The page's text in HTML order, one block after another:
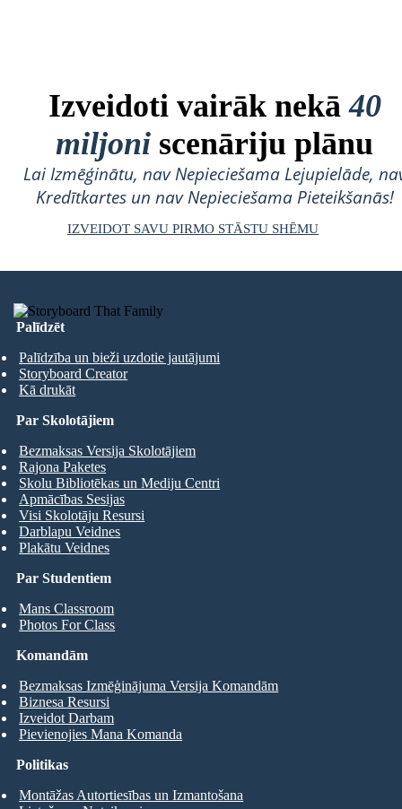
Izveidoti vairāk nekā40
miljoni scenāriju plānu
Lai Izmēģinātu, nav Nepieciešama Lejupielāde,
Kredītkartes un nav Nepieciešama Pieteikšanās!
IZVEIDOT SAVU PIRMO STĀSTU SHĒMU
Palīdzēt
Palīdzība un bieži uzdotie jautājumi
Storyboard Creator
Kā drukāt
Par Studentiem
Mans Classroom
Photos For Class
Par Skolotājiem
Bezmaksas Versija Skolotājiem
Rajona Paketes
Skolu Bibliotēkas un Mediju Centri
Apmācības Sesijas
Visi Skolotāju Resursi
Darblapu Veidnes
Plakātu Veidnes
Komandām
Bezmaksas Izmēģinājuma Versija Komandām
Biznesa Resursi
Izveidot Darbam
Pievienojies Mana Komanda
Politikas
Montāžas Autortiesības un Izmantošana